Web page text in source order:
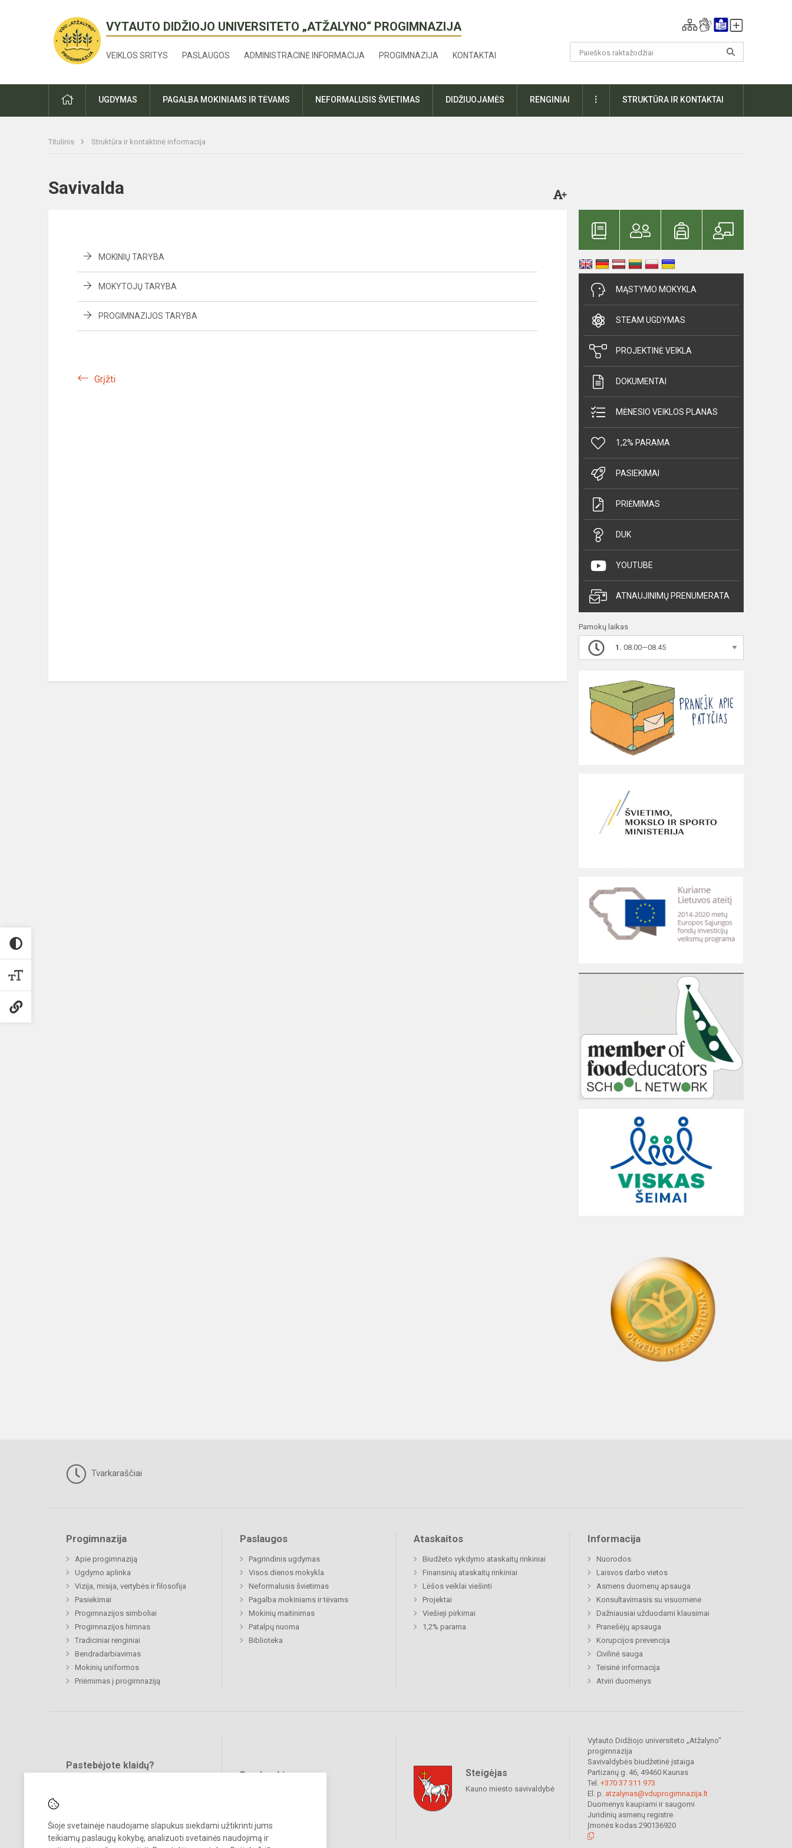
Šioje svetainėje naudojame slapukus siekdami užtikrinti jums
teikiamų paslaugų kokybę, analizuoti svetainės naudojimą ir
VYTAUTO DIDŽIOJO UNIVERSITETO „ATŽALYNO“ PROGIMNAZIJA
VEIKLOS SRITYS PASLAUGOS ADMINISTRACINĖ INFORMACIJA PROGIMNAZIJA KONTAKTAI
PRADŽIAUGDYMAS PAGALBA MOKINIAMS IR TĖVAMS NEFORMALUSIS ŠVIETIMAS DIDŽIUOJAMĖS RENGINIAI DAUGIAUSTRUKTŪRA IR KONTAKTAI
Titulinis Struktūra ir kontaktinė informacija
Savivalda
MOKINIŲ TARYBA
MOKYTOJŲ TARYBA
PROGIMNAZIJOS TARYBA
Grįžti
MĄSTYMO MOKYKLA
STEAM UGDYMAS
PROJEKTINĖ VEIKLA
DOKUMENTAI
MĖNESIO VEIKLOS PLANAS
1,2% PARAMA
PASIEKIMAI
PRIĖMIMAS
DUK
YOUTUBE
ATNAUJINIMŲ PRENUMERATA
Pamokų laikas
1. 08.00—08.45
Tvarkaraščiai
Progimnazija
Apie progimnaziją
Ugdymo aplinka
Vizija, misija, vertybės ir filosofija
Pasiekimai
Progimnazijos simboliai
Progimnazijos himnas
Tradiciniai renginiai
Bendradarbiavimas
Mokinių uniformos
Priėmimas į progimnaziją
Paslaugos
Pagrindinis ugdymas
Visos dienos mokykla
Neformalusis švietimas
Pagalba mokiniams ir tėvams
Mokinių maitinimas
Patalpų nuoma
Biblioteka
Ataskaitos
Biudžeto vykdymo ataskaitų rinkiniai
Finansinių ataskaitų rinkiniai
Lėšos veiklai viešinti
Projektai
Viešieji pirkimai
1,2% parama
Informacija
Nuorodos
Laisvos darbo vietos
Asmens duomenų apsauga
Konsultavimasis su visuomene
Dažniausiai užduodami klausimai
Pranešėjų apsauga
Korupcijos prevencija
Civilinė sauga
Teisinė informacija
Atviri duomenys
Pastebėjote klaidų?
Bendraukime Steigėjas
Kauno miesto savivaldybė
Vytauto Didžiojo universiteto „Atžalyno“
progimnazija
Savivaldybės biudžetinė įstaiga
Partizanų g. 46, 49460 Kaunas
Tel. +370 37 311 973
El. p. atzalynas@vduprogimnazija.lt
Duomenys kaupiami ir saugomi
Juridinių asmenų registre
Įmonės kodas 290136920